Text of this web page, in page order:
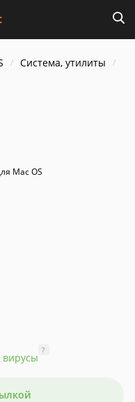
Система, утилиты
Mac OS
?